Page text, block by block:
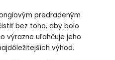
predradeným
bez toho, aby bolo
výrazne uľahčuje jeho
výhod.